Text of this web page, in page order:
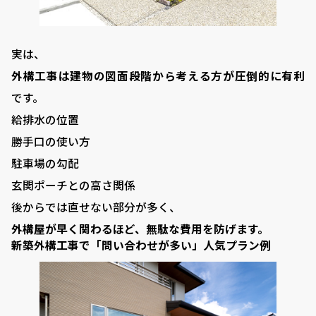
VISTA GARDEN
-株式会社 齋藤商店-
実は、
外構工事は建物の図面段階から考える方が圧倒的に有利
です。
給排水の位置
勝手口の使い方
駐車場の勾配
玄関ポーチとの高さ関係
後からでは直せない部分が多く、
外構屋が早く関わるほど、無駄な費用を防げます。
新築外構工事で「問い合わせが多い」人気プラン例